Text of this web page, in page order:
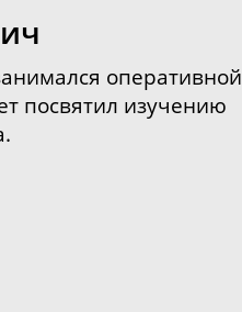
оперативной
посвятил изучению